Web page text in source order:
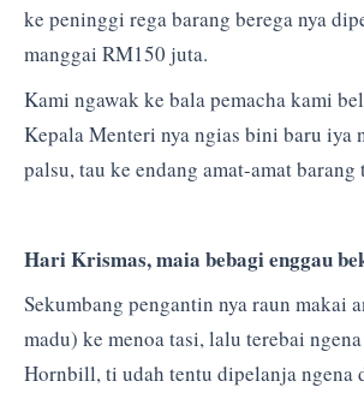
ke peninggi rega barang berega nya
manggai RM150 juta.
Kami ngawak ke bala pemacha kami
Kepala Menteri nya ngias bini baru iya
palsu, tau ke endang amat-amat barang
Hari Krismas, maia bebagi enggau
Sekumbang pengantin nya raun makai
madu) ke menoa tasi, lalu terebai
Hornbill, ti udah tentu dipelanja ngena